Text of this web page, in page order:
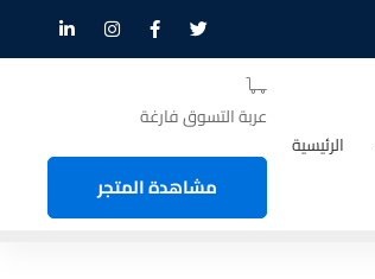
الرئيسية
عربة التسوق فارغة
مشاهدة المتجر